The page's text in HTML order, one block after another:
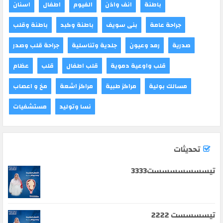
اسنان اطفال الفيوم انف واذن
باطنة
باطنة وقلب
باطنة وكبد بنى سويف
جراحة عامة
جراحة قلب وصدر
جلدية وتناسلية رمد وعيون
صدرية
عظام
قلب قلب اطفال
قلب واوعية دموية
مخ و اعصاب
مراكز اشعة مراكز طبية
مسالك بولية
مستشفيات
نسا وتوليد
تحديثات
تيسسسسسسست3333
تيسسسست 2222